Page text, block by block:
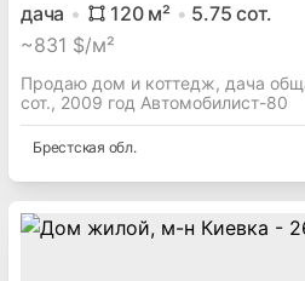
дача 120м² 5.75 сот.
~831 $/м²
Продаю дом и коттедж, дача
сот., 2009 год Автомобилист-80
Брестская обл.